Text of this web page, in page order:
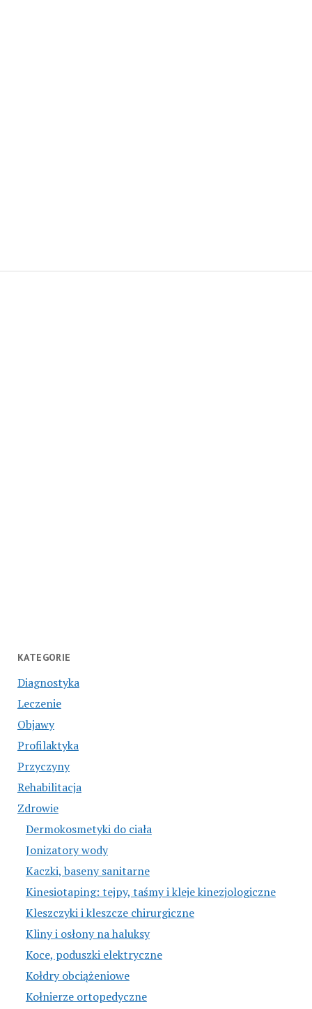
KATEGORIE
Diagnostyka
Leczenie
Objawy
Profilaktyka
Przyczyny
Rehabilitacja
Zdrowie
Dermokosmetyki do ciała
Jonizatory wody
Kaczki, baseny sanitarne
Kinesiotaping: tejpy, taśmy i kleje kinezjologiczne
Kleszczyki i kleszcze chirurgiczne
Kliny i osłony na haluksy
Koce, poduszki elektryczne
Kołdry obciążeniowe
Kołnierze ortopedyczne